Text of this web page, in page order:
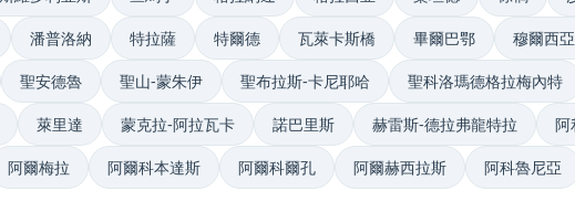
潘普洛納 特拉薩 特爾德 瓦萊卡斯橋 畢爾巴鄂 穆爾西亞
聖安德魯 聖山-蒙朱伊 聖布拉斯-卡尼耶哈 聖科洛瑪德格拉梅內特
萊里達 蒙克拉-阿拉瓦卡 諾巴里斯 赫雷斯-德拉弗龍特拉 阿
阿爾梅拉 阿爾科本達斯 阿爾科爾孔 阿爾赫西拉斯 阿科魯尼亞